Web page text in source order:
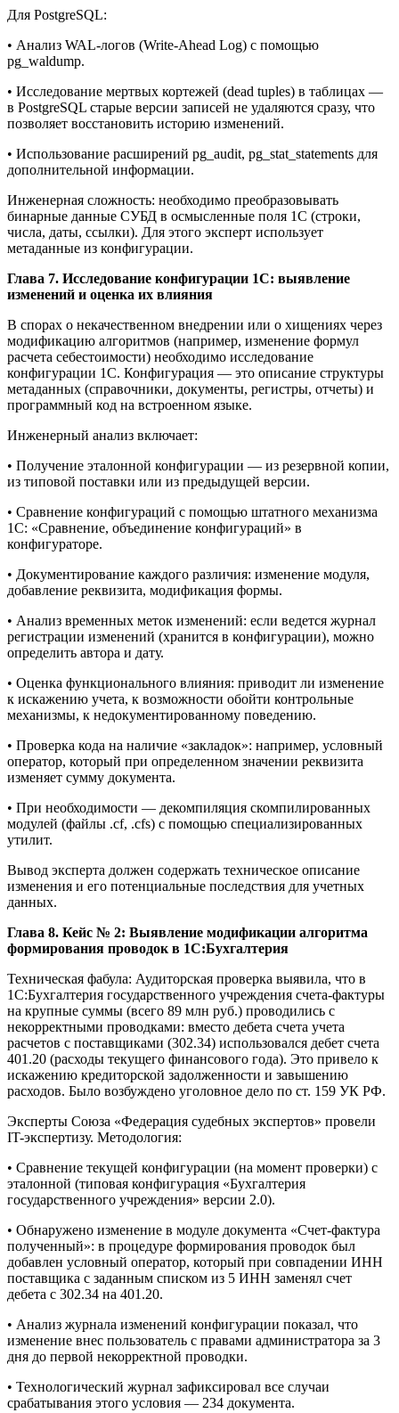
Для PostgreSQL:
• Анализ WAL-логов (Write-Ahead Log) с помощью
pg_waldump.
• Исследование мертвых кортежей (dead tuples) в таблицах —
в PostgreSQL старые версии записей не удаляются сразу, что
позволяет восстановить историю изменений.
• Использование расширений pg_audit, pg_stat_statements для
дополнительной информации.
Инженерная сложность: необходимо преобразовывать
бинарные данные СУБД в осмысленные поля 1С (строки,
числа, даты, ссылки). Для этого эксперт использует
метаданные из конфигурации.
Глава 7. Исследование конфигурации 1С: выявление
изменений и оценка их влияния
В спорах о некачественном внедрении или о хищениях через
модификацию алгоритмов (например, изменение формул
расчета себестоимости) необходимо исследование
конфигурации 1С. Конфигурация — это описание структуры
метаданных (справочники, документы, регистры, отчеты) и
программный код на встроенном языке.
Инженерный анализ включает:
• Получение эталонной конфигурации — из резервной копии,
из типовой поставки или из предыдущей версии.
• Сравнение конфигураций с помощью штатного механизма
1С: «Сравнение, объединение конфигураций» в
конфигураторе.
• Документирование каждого различия: изменение модуля,
добавление реквизита, модификация формы.
• Анализ временных меток изменений: если ведется журнал
регистрации изменений (хранится в конфигурации), можно
определить автора и дату.
• Оценка функционального влияния: приводит ли изменение
к искажению учета, к возможности обойти контрольные
механизмы, к недокументированному поведению.
• Проверка кода на наличие «закладок»: например, условный
оператор, который при определенном значении реквизита
изменяет сумму документа.
• При необходимости — декомпиляция скомпилированных
модулей (файлы .cf, .cfs) с помощью специализированных
утилит.
Вывод эксперта должен содержать техническое описание
изменения и его потенциальные последствия для учетных
данных.
Глава 8. Кейс № 2: Выявление модификации алгоритма
формирования проводок в 1С:Бухгалтерия
Техническая фабула: Аудиторская проверка выявила, что в
1С:Бухгалтерия государственного учреждения счета-фактуры
на крупные суммы (всего 89 млн руб.) проводились с
некорректными проводками: вместо дебета счета учета
расчетов с поставщиками (302.34) использовался дебет счета
401.20 (расходы текущего финансового года). Это привело к
искажению кредиторской задолженности и завышению
расходов. Было возбуждено уголовное дело по ст. 159 УК РФ.
Эксперты Союза «Федерация судебных экспертов» провели
IT-экспертизу. Методология:
• Сравнение текущей конфигурации (на момент проверки) с
эталонной (типовая конфигурация «Бухгалтерия
государственного учреждения» версии 2.0).
• Обнаружено изменение в модуле документа «Счет-фактура
полученный»: в процедуре формирования проводок был
добавлен условный оператор, который при совпадении ИНН
поставщика с заданным списком из 5 ИНН заменял счет
дебета с 302.34 на 401.20.
• Анализ журнала изменений конфигурации показал, что
изменение внес пользователь с правами администратора за 3
дня до первой некорректной проводки.
• Технологический журнал зафиксировал все случаи
срабатывания этого условия — 234 документа.